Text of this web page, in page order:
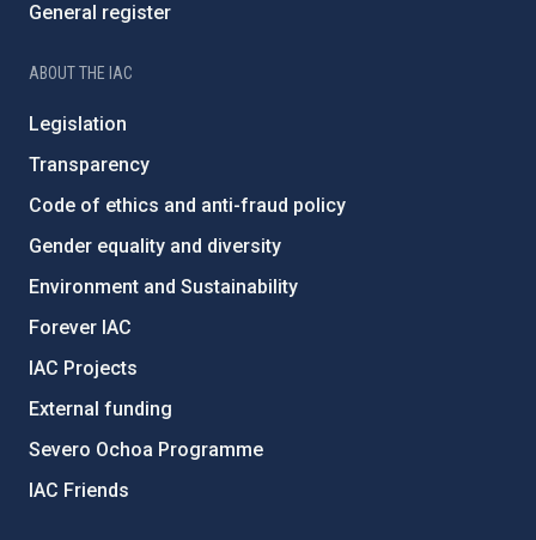
General register
ABOUT THE IAC
Legislation
Transparency
Code of ethics and anti-fraud policy
Gender equality and diversity
Environment and Sustainability
Forever IAC
IAC Projects
External funding
Severo Ochoa Programme
IAC Friends